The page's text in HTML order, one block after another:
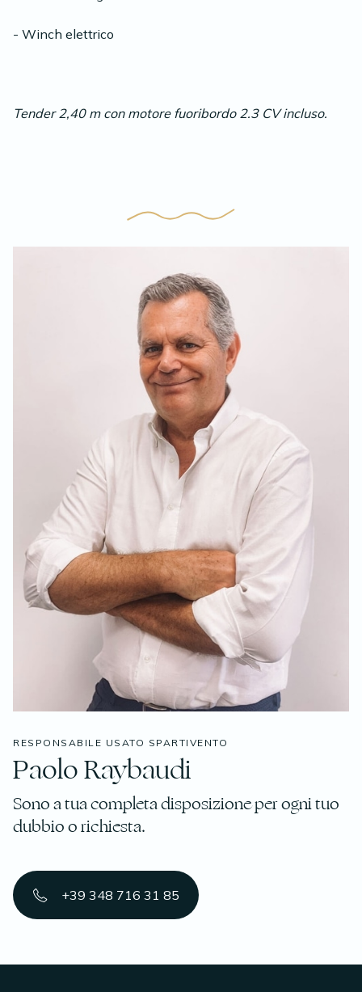
- Winch elettrico
Tender 2,40 m con motore fuoribordo 2.3 CV incluso.
RESPONSABILE USATO SPARTIVENTO
Paolo Raybaudi
Sono a tua completa disposizione per ogni tuo
dubbio o richiesta.
+39 348 716 31 85